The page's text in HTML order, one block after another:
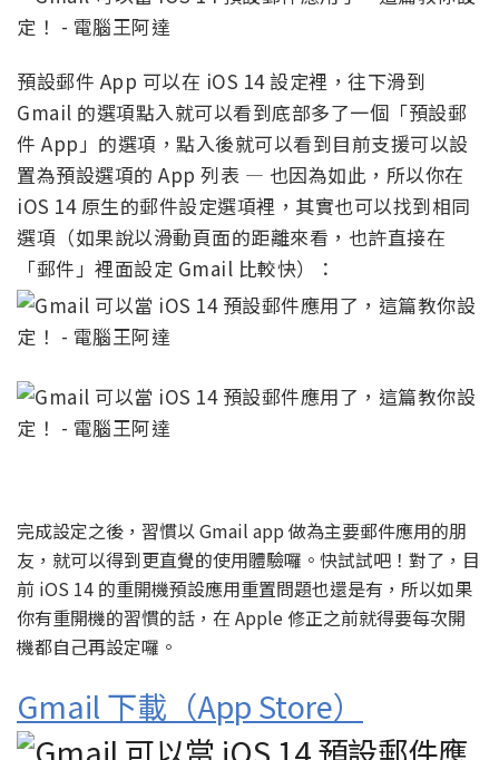
預設郵件 App 可以在 iOS 14 設定裡，往下滑到
Gmail 的選項點入就可以看到底部多了一個「預設郵
件 App」的選項，點入後就可以看到目前支援可以設
置為預設選項的 App 列表 — 也因為如此，所以你在
iOS 14 原生的郵件設定選項裡，其實也可以找到相同
選項（如果說以滑動頁面的距離來看，也許直接在
「郵件」裡面設定 Gmail 比較快）：
完成設定之後，習慣以 Gmail app 做為主要郵件應用的朋
友，就可以得到更直覺的使用體驗囉。快試試吧！對了，目
前 iOS 14 的重開機預設應用重置問題也還是有，所以如果
你有重開機的習慣的話，在 Apple 修正之前就得要每次開
機都自己再設定囉。
Gmail 下載（App Store）